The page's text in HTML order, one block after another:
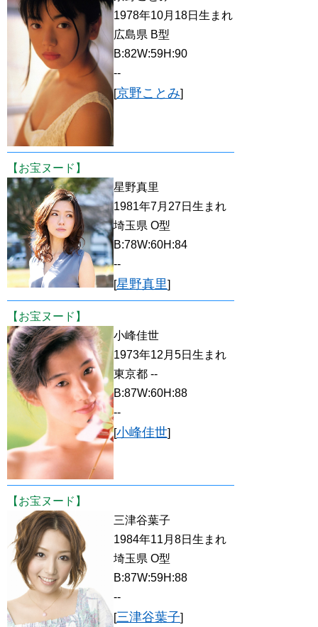
1978年10月18日生まれ
広島県 B型
B:82W:59H:90
--
[京野ことみ]
【お宝ヌード】
星野真里
1981年7月27日生まれ
埼玉県 O型
B:78W:60H:84
--
星野真里
【お宝ヌード】
小峰佳世
1973年12月5日生まれ
東京都 --
B:87W:60H:88
--
小峰佳世
【お宝ヌード】
三津谷葉子
1984年11月8日生まれ
埼玉県 O型
B:87W:59H:88
--
[三津谷葉子]